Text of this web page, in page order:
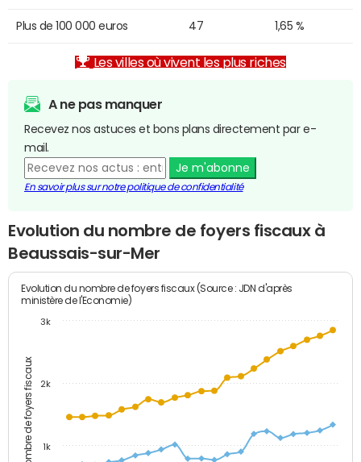
Plus de 100 000 euros 47 1,65 %
Les villes où vivent les plus riches
A ne pas manquer
Recevez nos astuces et bons plans directement par e-
mail.
Je m'abonne
En savoir plus sur notre politique de confidentialité
Evolution du nombre de foyers fiscaux à
Beaussais-sur-Mer
Nombre de foyers fiscaux
Evolution du nombre de foyers fiscaux (Source : JDN d'après
ministère de l'Economie)
1k
2k
3k